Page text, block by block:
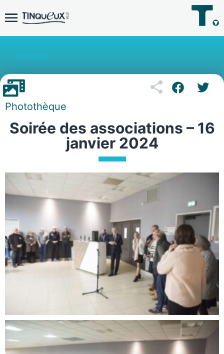
Photothèque
Soirée des associations – 16
janvier 2024